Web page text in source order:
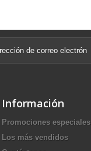
Información
Promociones especiales
Los más vendidos